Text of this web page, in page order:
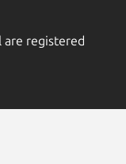
are registered